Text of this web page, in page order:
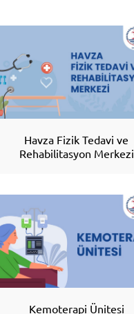
Havza Fizik Tedavi ve
Rehabilitasyon Merkezi
Kemoterapi Ünitesi